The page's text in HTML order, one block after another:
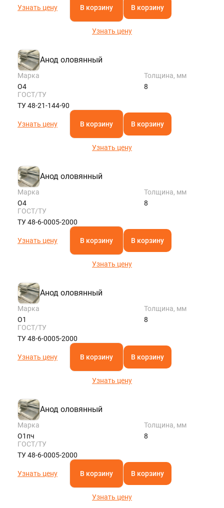
Узнать цену В корзину В корзину
Узнать цену
Анод оловянный
Марка
О4
Толщина, мм
8
ГОСТ/ТУ
ТУ 48-21-144-90
Узнать цену В корзину В корзину
Узнать цену
Анод оловянный
Марка
О4
Толщина, мм
8
ГОСТ/ТУ
ТУ 48-6-0005-2000
Узнать цену В корзину В корзину
Узнать цену
Анод оловянный
Марка
О1
Толщина, мм
8
ГОСТ/ТУ
ТУ 48-6-0005-2000
Узнать цену В корзину В корзину
Узнать цену
Анод оловянный
Марка
О1пч
Толщина, мм
8
ГОСТ/ТУ
ТУ 48-6-0005-2000
Узнать цену В корзину В корзину
Узнать цену